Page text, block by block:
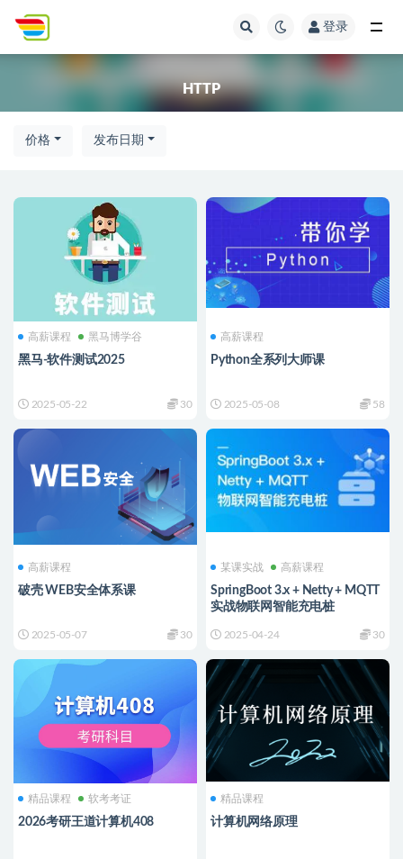
登录
HTTP
价格 发布日期
高薪课程 黑马博学谷
黑马-软件测试2025
2025-05-22 30
高薪课程
Python全系列大师课
2025-05-08 58
高薪课程
破壳 WEB安全体系课
2025-05-07 30
某课实战 高薪课程
SpringBoot 3.x + Netty + MQTT
实战物联网智能充电桩
2025-04-24 30
精品课程 软考考证
2026考研王道计算机408
精品课程
计算机网络原理